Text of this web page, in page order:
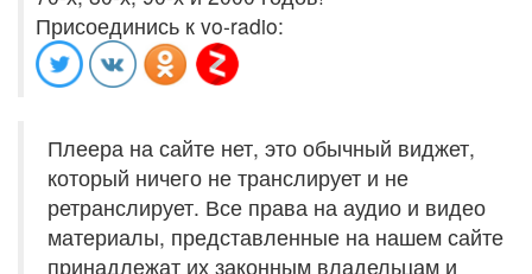
Присоединись к vo-radio:
Плеера на сайте нет, это обычный виджет,
который ничего не транслирует и не
ретранслирует. Все права на аудио и видео
материалы, представленные на нашем сайте
принадлежат их законным владельцам и